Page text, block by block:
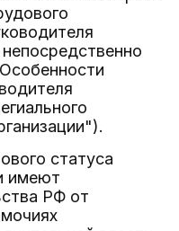
непосредственно
статуса
имеют
РФ от